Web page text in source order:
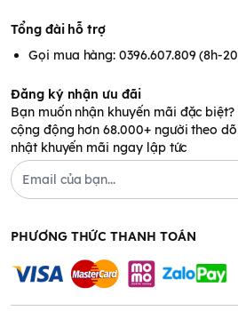
Thành phần bánh vị rau chân vịt
Thành phần chính gồm có: bột,
fructooligosaccharides, bột rau chân
canxi cacbonat, bột komatsuna, bột
Thành phần dinh dưỡng (Một gói):
Chất béo 1.7g
Carbohydrate 15.1g
Natri 63mg
Tổng đài hỗ trợ
Gọi mua hàng: 0396.607.809 (8h-
Đăng ký nhận ưu đãi
Bạn muốn nhận khuyến mãi đặc
cộng động hơn 68.000+ người theo
nhật khuyến mãi ngay lập tức
PHƯƠNG THỨC THANH TOÁN